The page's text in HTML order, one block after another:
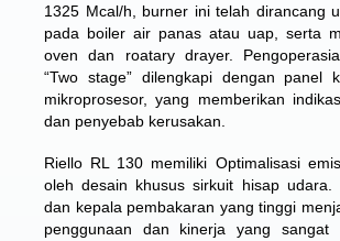
1325 Mcal/h, burner ini telah dirancang
pada boiler air panas atau uap, serta
oven dan roatary drayer.
“Two stage” dilengkapi dengan panel
mikroprosesor, yang memberikan
dan penyebab kerusakan.
Riello RL 130 memiliki Optimalisasi
oleh desain khusus sirkuit hisap udara.
dan kepala pembakaran yang tinggi
penggunaan dan kinerja yang